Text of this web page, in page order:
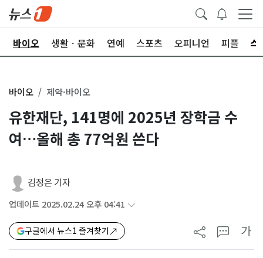
바이오 생활ㆍ문화 연예 스포츠 오피니언 피플
바이오 제약·바이오
유한재단, 141명에 2025년 장학금 수
여…올해 총 77억원 쓴다
김정은 기자
업데이트 2025.02.24 오후 04:41
구글에서 뉴스1 즐겨찾기 가